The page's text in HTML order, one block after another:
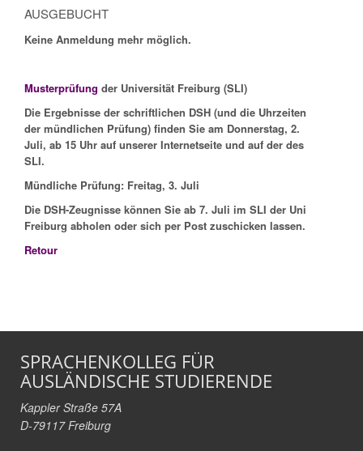
AUSGEBUCHT
Keine Anmeldung mehr möglich.
Musterprüfung der Universität Freiburg (SLI)
Die Ergebnisse der schriftlichen DSH (und die Uhrzeiten
der mündlichen Prüfung) finden Sie am Donnerstag, 2.
Juli, ab 15 Uhr auf unserer Internetseite und auf der des
SLI.
Mündliche Prüfung: Freitag, 3. Juli
Die DSH-Zeugnisse können Sie ab 7. Juli im SLI der Uni
Freiburg abholen oder sich per Post zuschicken lassen.
Retour
SPRACHENKOLLEG FÜR
AUSLÄNDISCHE STUDIERENDE
Kappler Straße 57A
D-79117 Freiburg